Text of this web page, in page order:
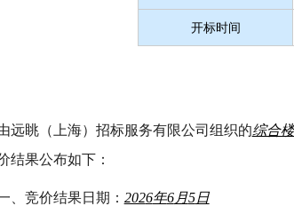
开标时间
远眺（上海）招标服务有限公司组织的综合
结果公布如下：
、竞价结果日期： 2026年6月5日